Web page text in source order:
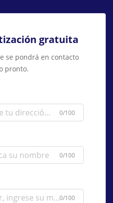
gratuita
se pondrá en contacto
pronto.
0/100
0/100
0/100